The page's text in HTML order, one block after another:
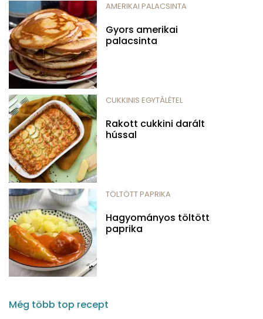
AMERIKAI PALACSINTA
Gyors amerikai
palacsinta
CUKKINIS EGYTÁLÉTEL
Rakott cukkini darált
hússal
TÖLTÖTT PAPRIKA
Hagyományos töltött
paprika
Még több top recept